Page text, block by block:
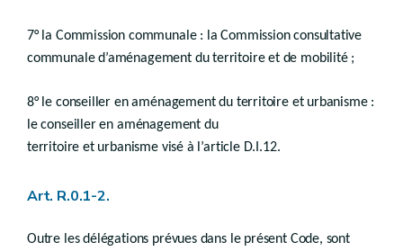
Art. R.I.11-5
Art. R.I.11-6
Art. R.I.11-7
Chapitre 5 Subventions
Section 1
ère
Subventions pour l’élaboration du dossier de base de révision du plan de secteur
Art. R.I.12-1
Section 2 Subventions pour l’élaboration ou la révision d’un schéma de développement pluricommunal, d’un schéma de développement communal, d’un schéma d’orientation local ou d’un guide communal d’urbanisme
(Section 3 - Subventions pour l’élaboration d’un
puricommunal, à un schéma de développement
7° la Commission communale : la Commission consultative
communale d’aménagement du territoire et de mobilité ;
8° le conseiller en aménagement du territoire et urbanisme :
le conseiller en aménagement du
territoire et urbanisme visé à l’article D.I.12.
Art. R.0.1-2.
Outre les délégations prévues dans le présent Code, sont